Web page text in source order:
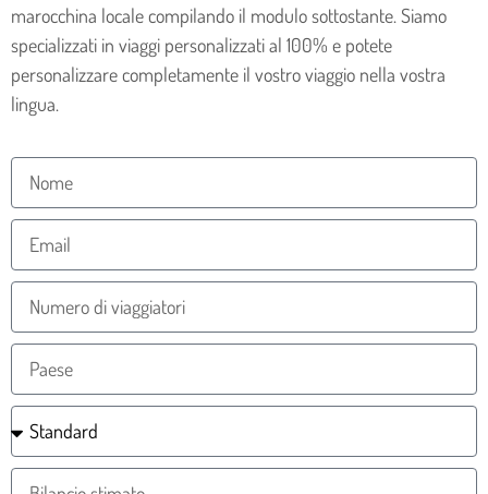
marocchina locale compilando il modulo sottostante. Siamo
specializzati in viaggi personalizzati al 100% e potete
personalizzare completamente il vostro viaggio nella vostra
lingua.